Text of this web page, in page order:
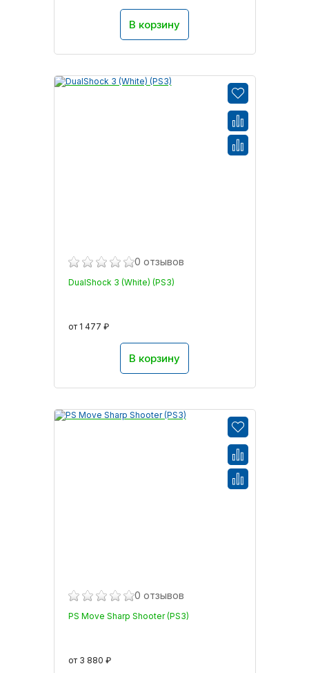
В корзину
0 отзывов
DualShock 3 (White) (PS3)
от 1 477 ₽
В корзину
0 отзывов
PS Move Sharp Shooter (PS3)
от 3 880 ₽